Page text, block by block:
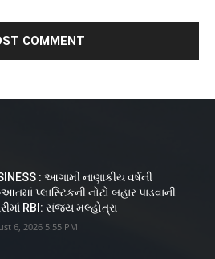
: આગામી નાણાકીય વર્ષની
પ્લાસ્ટિકની નોટો બહાર પાડવાની
RBI: સંજય મલ્હોત્રા
6, 2026 5:55 PM